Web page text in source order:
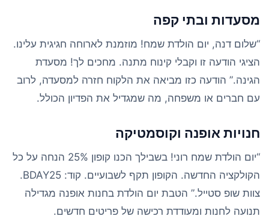
מסעדות ובתי קפה
“שלום דנה, יום הולדת שמח! מוזמנת לארוחה חגיגית עלינו.
הציגי הודעה זו וקבלי קינוח מתנה. מחכים לך! מסעדת
הגינה.” הודעה כזו מביאה את הלקוח חזרה למסעדה, לרוב
עם חברים או משפחה, מה שמגדיל את הפדיון הכולל.
חנויות אופנה וקוסמטיקה
“יום הולדת שמח רוני! בשבילך הכנו קופון 25% הנחה על כל
הקולקציה החדשה. הקופון תקף לשבועיים. קוד: BDAY25.
צוות שופ סטייל.” הטבת יום הולדת בחנות אופנה מגדילה
תנועה לחנות ומעודדת רכישה של פריטים חדשים.